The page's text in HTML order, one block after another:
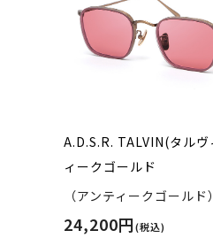
A.D.S.R. TALVIN(タル
ィークゴールド
（アンティークゴールド）
24,200円(税込)